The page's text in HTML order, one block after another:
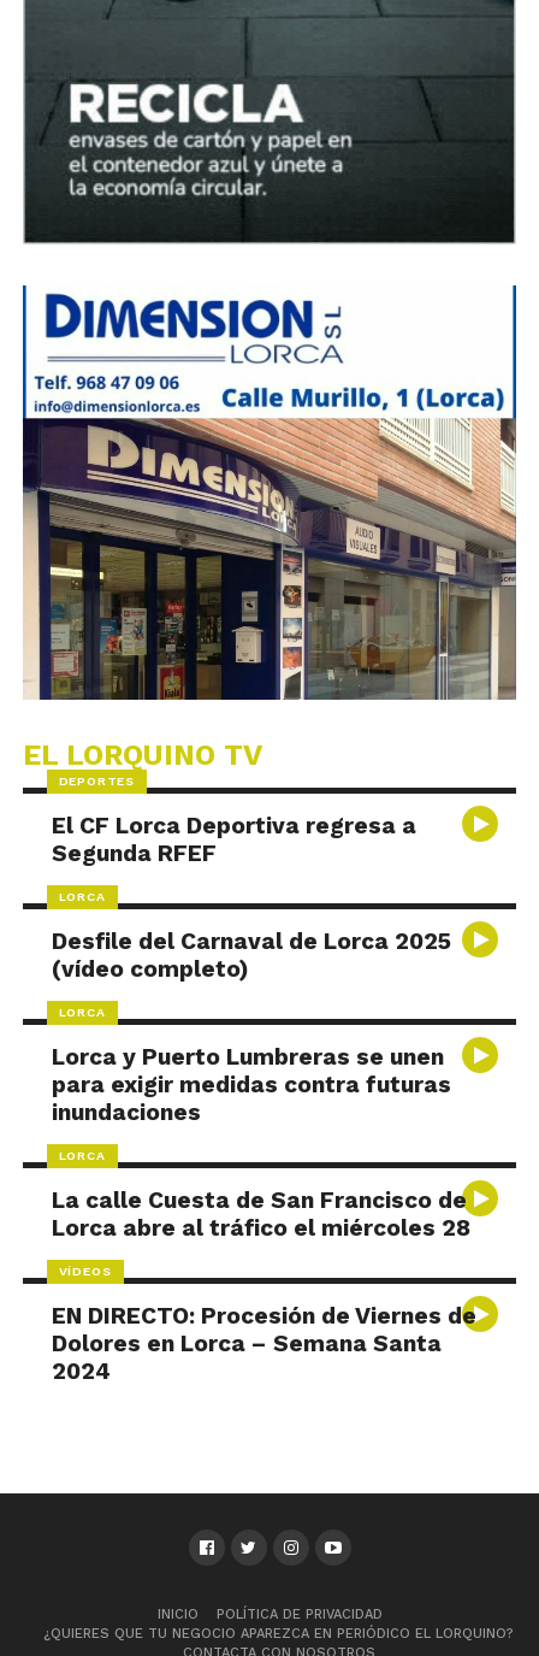
EL LORQUINO TV
DEPORTES
El CF Lorca Deportiva regresa a
Segunda RFEF
LORCA
Desfile del Carnaval de Lorca 2025
(vídeo completo)
LORCA
Lorca y Puerto Lumbreras se unen
para exigir medidas contra futuras
inundaciones
LORCA
La calle Cuesta de San Francisco de
Lorca abre al tráfico el miércoles 28
VÍDEOS
EN DIRECTO: Procesión de Viernes de
Dolores en Lorca – Semana Santa
2024
INICIO
POLÍTICA DE PRIVACIDAD
¿QUIERES QUE TU NEGOCIO APAREZCA EN PERIÓDICO EL LORQUINO?